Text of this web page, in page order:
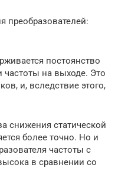
преобразователей:
постоянство
на выходе. Это
и, вследствие этого,
снижения статической
более точно. Но и
частоты с
в сравнении со